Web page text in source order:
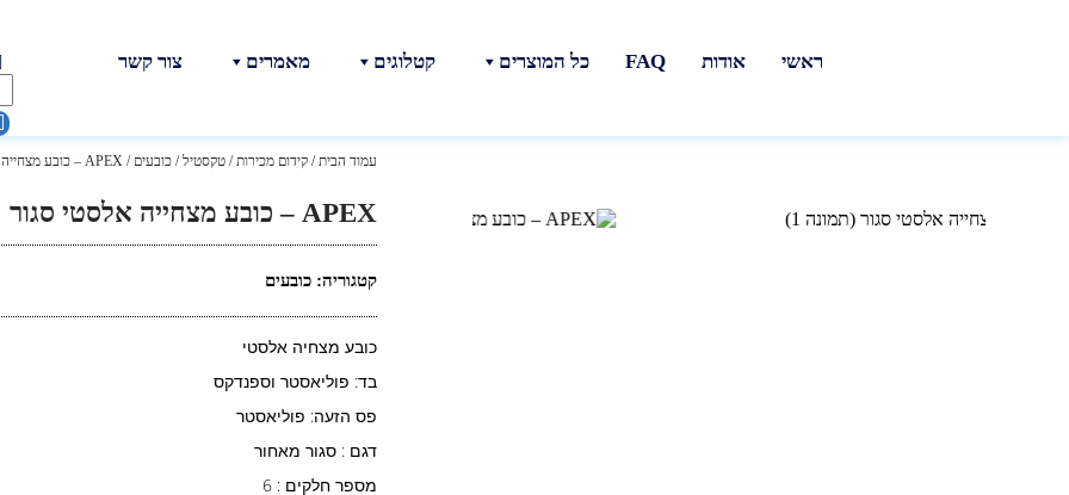
ראשי אודות FAQ כל המוצרים קטלוגים מאמרים צור קשר
עמוד הבית/ קידום מכירות/ טקסטיל/ כובעים / APEX – כובע מצחייה אלסטי סגור
APEX – כובע מצחייה אלסטי סגור
קטגוריה: כובעים
כובע מצחיה אלסטי
בד: פוליאסטר וספנדקס
פס הזעה: פוליאסטר
דגם : סגור מאחור
מספר חלקים : 6